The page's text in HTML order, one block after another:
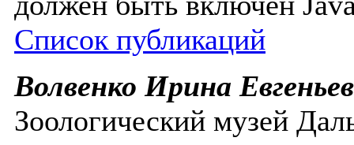
Список публикаций
Волвенко Ирина
Зоологический музей